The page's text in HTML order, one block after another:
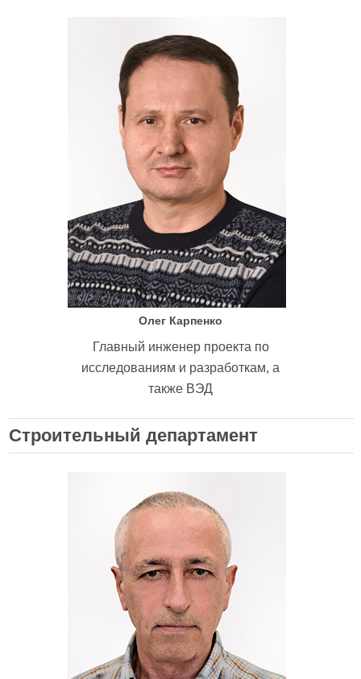
Олег Карпенко
Главный инженер проекта по
исследованиям и разработкам, а
также ВЭД
Строительный департамент